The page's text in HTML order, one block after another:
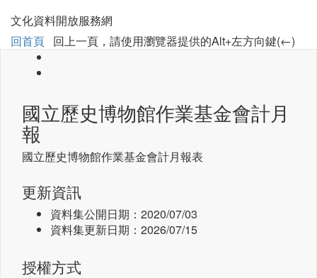
文化資料開放服務網
回首頁 回上一頁，請使用瀏覽器提供的Alt+左方向鍵(←)
國立歷史博物館作業基金會計月
報
國立歷史博物館作業基金會計月報表
更新資訊
資料集公開日期： 2020/07/03
資料集更新日期： 2026/07/15
授權方式